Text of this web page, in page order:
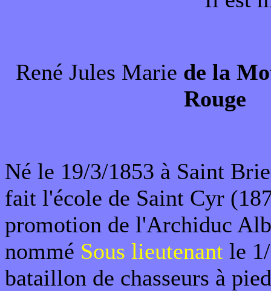
René Jules Marie de la
Rouge
Né le 19/3/1853 à Saint
fait l'école de Saint Cyr
promotion de l'Archiduc
nommé Sous lieutenant le
bataillon de chasseurs à